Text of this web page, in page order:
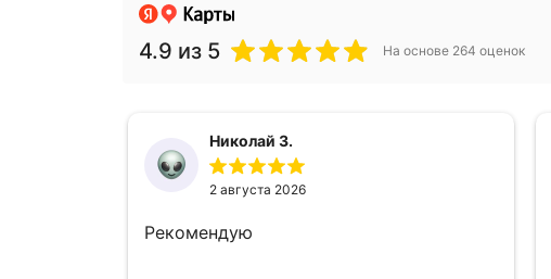
4.9 из 5 На основе 264 оценок
Николай З.
2 августа 2026
Рекомендую